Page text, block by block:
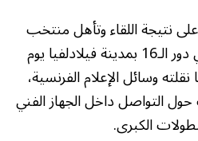
نتيجة اللقاء وتأهل منتخب
فرنسا لمواجهة باراغواي في دور الـ16 بمدينة فيلادلفيا يوم
وسائل الإعلام الفرنسية،
حول التواصل داخل الجهاز الفني
الكبرى.